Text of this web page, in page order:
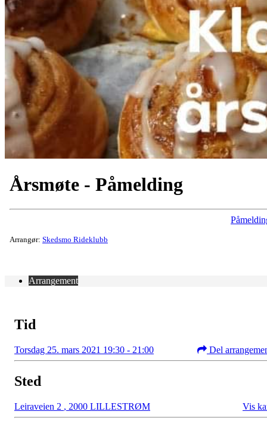
Årsmøte - Påmelding
Arrangør: Skedsmo Rideklubb
Arrangement
Tid
Torsdag 25. mars 2021 19:30 - 21:00 Del
Sted
Leiraveien 2 , 2000 LILLESTRØM Vis